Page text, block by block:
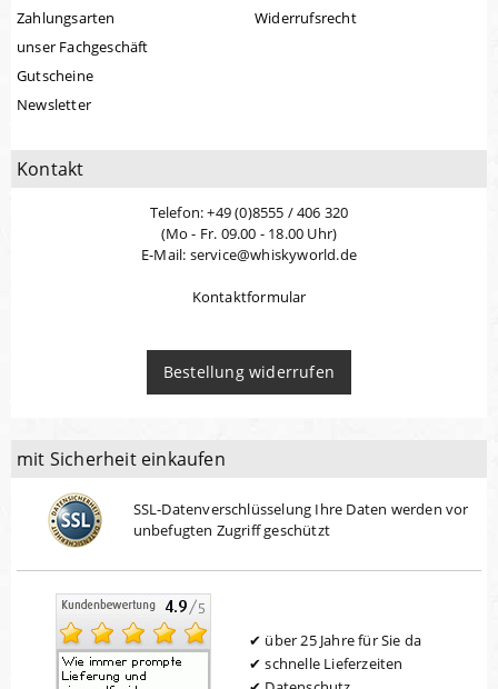
Zahlungsarten
unser Fachgeschäft
Gutscheine
Newsletter
Widerrufsrecht
Kontakt
Telefon: +49 (0)8555 / 406 320
(Mo - Fr. 09.00 - 18.00 Uhr)
E-Mail: service@whiskyworld.de
Kontaktformular
Bestellung widerrufen
mit Sicherheit einkaufen
SSL-Datenverschlüsselung Ihre Daten werden vor
unbefugten Zugriff geschützt
über 25 Jahre für Sie da
schnelle Lieferzeiten